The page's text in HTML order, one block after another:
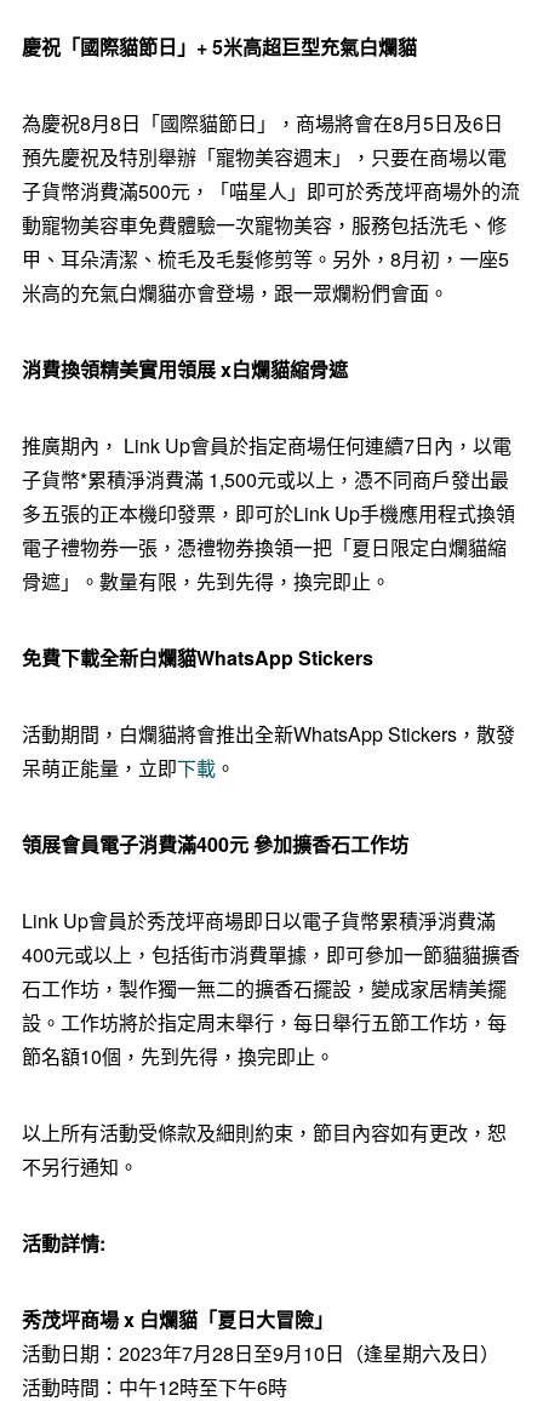
慶祝「國際貓節日」 + 5米高超巨型充氣白爛貓
為慶祝8月8日「國際貓節日」，商場將會在8月5日及6日
預先慶祝及特別舉辦「寵物美容週末」，只要在商場以電
子貨幣消費滿500元，「喵星人」即可於秀茂坪商場外的流
動寵物美容車免費體驗一次寵物美容，服務包括洗毛、修
甲、耳朵清潔、梳毛及毛髮修剪等。另外，8月初，一座5
米高的充氣白爛貓亦會登場，跟一眾爛粉們會面。
消費換領精美實用領展x白爛貓縮骨遮
推廣期內， Link Up會員於指定商場任何連續7日內，以電
子貨幣*累積淨消費滿 1,500元或以上，憑不同商戶發出最
多五張的正本機印發票，即可於Link Up手機應用程式換領
電子禮物券一張，憑禮物券換領一把「夏日限定白爛貓縮
骨遮」。數量有限，先到先得，換完即止。
免費下載全新白爛貓WhatsApp Stickers
活動期間，白爛貓將會推出全新WhatsApp Stickers，散發
呆萌正能量，立即下載。
領展會員電子消費滿400元 參加擴香石工作坊
Link Up會員於秀茂坪商場即日以電子貨幣累積淨消費滿
400元或以上，包括街市消費單據，即可參加一節貓貓擴香
石工作坊，製作獨一無二的擴香石擺設，變成家居精美擺
設。工作坊將於指定周末舉行，每日舉行五節工作坊，每
節名額10個，先到先得，換完即止。
以上所有活動受條款及細則約束，節目內容如有更改，恕
不另行通知。
活動詳情:
秀茂坪商場x 白爛貓「夏日大冒險」
活動日期：2023年7月28日至9月10日（逢星期六及日）
活動時間：中午12時至下午6時